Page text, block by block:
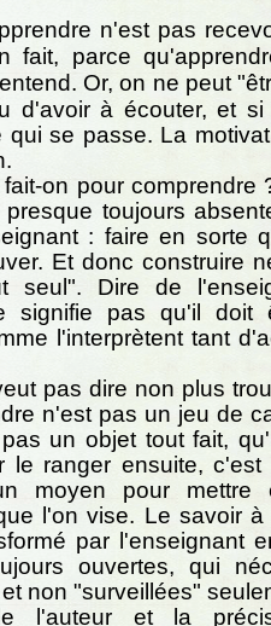
n'est pas
fait, parce
Or, on ne peut
d'avoir à écouter, et
qui se passe. La
on pour comprendre
presque toujours
: faire en sorte
Et donc construire
seul". Dire de
signifie pas qu'il doit
l'interprètent tant
pas dire non plus
n'est pas un jeu de
un objet tout fait,
le ranger ensuite,
moyen pour
l'on vise. Le savoir à
par l'enseignant
ouvertes, qui
non "surveillées"
l'auteur et la